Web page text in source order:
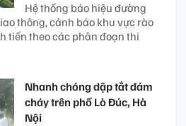
Hệ thống báo hiệu đường
thông, cảnh báo khu vực rào
tiến theo các phân đoạn thi
Nhanh chóng dập tắt đám
cháy trên phố Lò Đúc, Hà
Nội